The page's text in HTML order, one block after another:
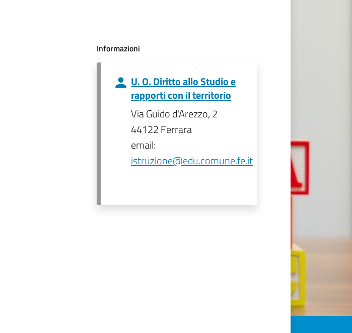
Informazioni
U. O. Diritto allo Studio e
rapporti con il territorio
Via Guido d'Arezzo, 2
44122 Ferrara
email:
istruzione@edu.comune.fe.it